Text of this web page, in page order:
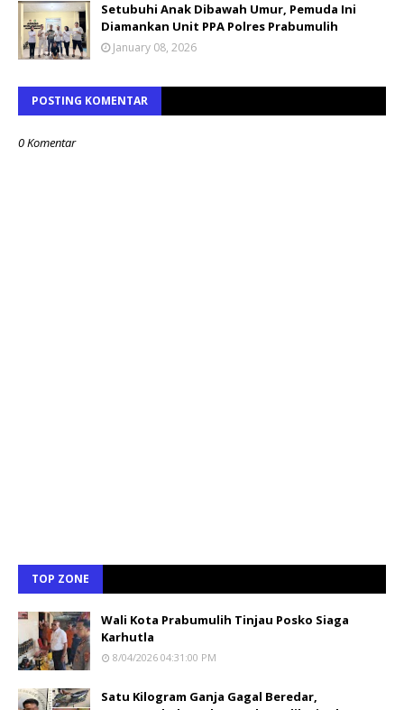
Setubuhi Anak Dibawah Umur, Pemuda Ini
Diamankan Unit PPA Polres Prabumulih
January 08, 2026
POSTING KOMENTAR
0 Komentar
TOP ZONE
Wali Kota Prabumulih Tinjau Posko Siaga
Karhutla
8/04/2026 04:31:00 PM
Satu Kilogram Ganja Gagal Beredar,